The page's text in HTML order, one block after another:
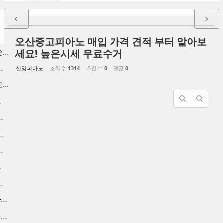
오산중고피아노 매입 가격 견적 부터 알아보
세요! 높은시세 무료수거
신영피아노 조회 수 1314 추천 수 0 댓글 0
...
동 고...
...
...
중고피...
, 신도...
, 사당...
입
노 매...
인천중고피아노 고가에 피아노...
중고피아노처분 가격 높은가격...